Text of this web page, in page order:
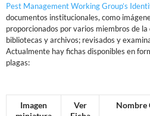
Pest Management Working Group’s
documentos institucionales, como
proporcionados por varios miembros de la
bibliotecas y archivos; revisados y
Actualmente hay fichas disponibles en
plagas:
Imagen
Ver
Nombre